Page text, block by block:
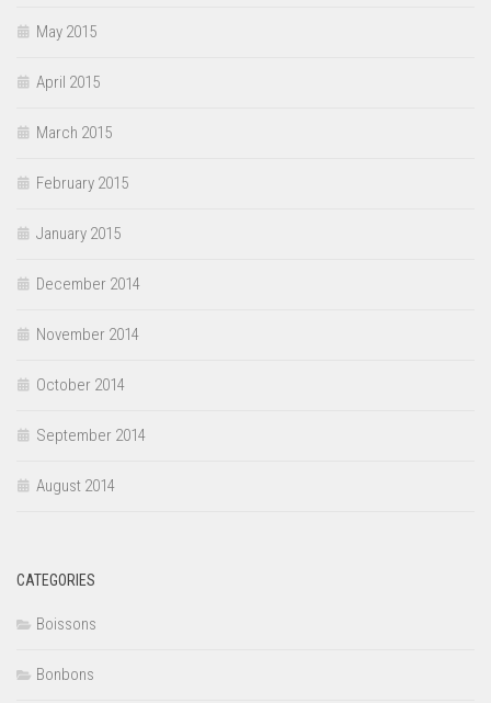
May 2015
April 2015
March 2015
February 2015
January 2015
December 2014
November 2014
October 2014
September 2014
August 2014
CATEGORIES
Boissons
Bonbons